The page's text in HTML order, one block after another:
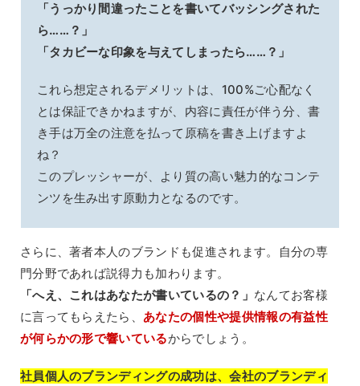
「うっかり間違ったことを書いてバッシングされた
ら……？」
「タカビーな印象を与えてしまったら……？」
これら想定されるデメリットは、100%ご心配なく
とは保証できかねますが、内容に責任が伴う分、書
き手は万全の注意を払って原稿を書き上げますよ
ね？
このプレッシャーが、より質の高い魅力的なコンテ
ンツを生み出す原動力となるのです。
さらに、著者本人のブランドも促進されます。自分の専
門分野であれば説得力も加わります。
「へえ、これはあなたが書いているの？」 なんてお客様
に言ってもらえたら、あなたの個性や提供情報の有益性
が何らかの形で響いているからでしょう。
社員個人のブランディングの成功は、会社のブランディ